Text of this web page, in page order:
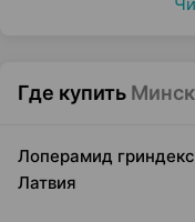
Где купить Минск
Лоперамид
Латвия